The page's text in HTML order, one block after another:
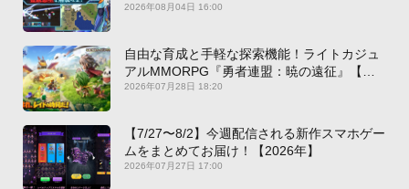
2026年08月04日 16:00
自由な育成と手軽な探索機能！ライトカジュ
アルMMORPG『勇者連盟：暁の遠征』【最
新作PICKUP】
2026年07月28日 18:20
【7/27〜8/2】今週配信される新作スマホゲー
ムをまとめてお届け！【2026年】
2026年07月27日 17:00